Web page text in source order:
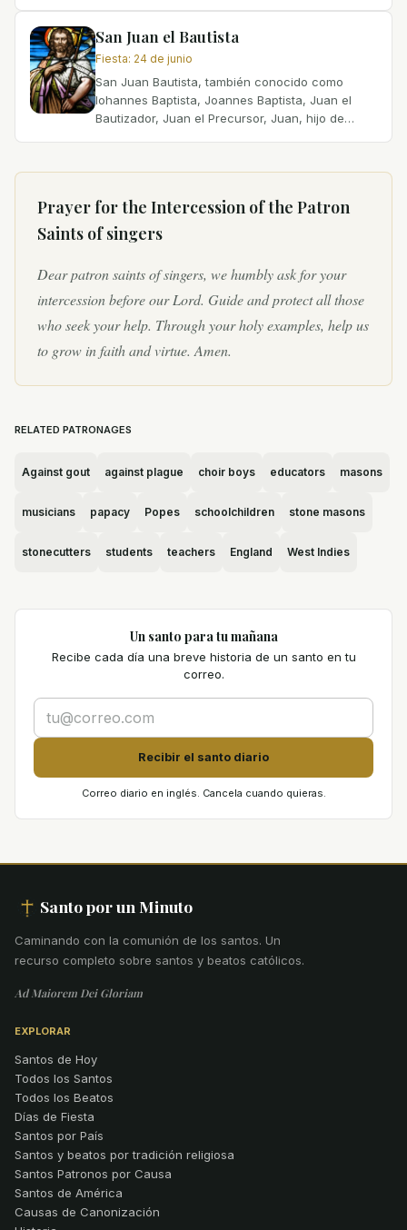
San Juan el Bautista
Fiesta: 24 de junio
San Juan Bautista, también conocido como
Iohannes Baptista, Joannes Baptista, Juan el
Bautizador, Juan el Precursor, Juan, hijo de
Prayer for the Intercession ofthe Patron
Saints of singers
Dear patron saints of singers, we humbly ask for your
intercession before our Lord. Guide and protect all those
who seek your help. Through your holy examples, help us
to grow in faith and virtue. Amen.
RELATED PATRONAGES
Against gout against plague choir boys educators masons
musicians papacy Popes schoolchildren stone masons
stonecutters students teachers England West Indies
Un santo para tu mañana
Recibe cada día una breve historia de un santo en tu
correo.
Recibir el santo diario
Correo diario en inglés. Cancela cuando quieras.
Santo por un Minuto
Caminando con la comunión de los santos. Un
recurso completo sobre santos y beatos católicos.
Ad Maiorem Dei Gloriam
EXPLORAR
Santos de Hoy
Todos los Santos
Todos los Beatos
Días de Fiesta
Santos por País
Santos y beatos por tradición religiosa
Santos Patronos por Causa
Santos de América
Causas de Canonización